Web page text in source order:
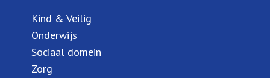
Kind & Veilig
Onderwijs
Sociaal domein
Zorg